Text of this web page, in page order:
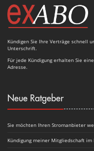
Kündigen Sie Ihre Verträge schnell
Unterschrift.
Für jede Kündigung erhalten Sie
Adresse.
Neue Ratgeber
Sie möchten Ihren Stromanbieter
Kündigung meiner Mitgliedschaft